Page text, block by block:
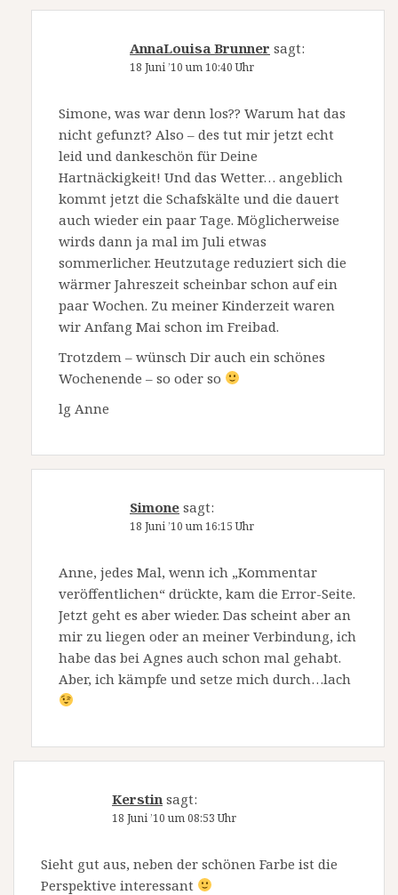
AnnaLouisa Brunner sagt:
18 Juni ’10 um 10:40 Uhr
Simone, was war denn los?? Warum hat das
nicht gefunzt? Also – des tut mir jetzt echt
leid und dankeschön für Deine
Hartnäckigkeit! Und das Wetter… angeblich
kommt jetzt die Schafskälte und die dauert
auch wieder ein paar Tage. Möglicherweise
wirds dann ja mal im Juli etwas
sommerlicher. Heutzutage reduziert sich die
wärmer Jahreszeit scheinbar schon auf ein
paar Wochen. Zu meiner Kinderzeit waren
wir Anfang Mai schon im Freibad.
Trotzdem – wünsch Dir auch ein schönes
Wochenende – so oder so
lg Anne
Simone sagt:
18 Juni ’10 um 16:15 Uhr
Anne, jedes Mal, wenn ich „Kommentar
veröffentlichen“ drückte, kam die Error-Seite.
Jetzt geht es aber wieder. Das scheint aber an
mir zu liegen oder an meiner Verbindung, ich
habe das bei Agnes auch schon mal gehabt.
Aber, ich kämpfe und setze mich durch…lach
Kerstin sagt:
18 Juni ’10 um 08:53 Uhr
Sieht gut aus, neben der schönen Farbe ist die
Perspektive interessant